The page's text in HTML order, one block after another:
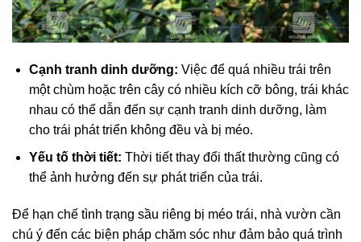
Cạnh tranh dinh dưỡng: Việc để quá nhiều trái trên
một chùm hoặc trên cây có nhiều kích cỡ bông, trái khác
nhau có thể dẫn đến sự cạnh tranh dinh dưỡng, làm
cho trái phát triển không đều và bị méo.
Yếu tố thời tiết: Thời tiết thay đổi thất thường cũng có
thể ảnh hưởng đến sự phát triển của trái.
Để hạn chế tình trạng sầu riêng bị méo trái, nhà vườn cần
chú ý đến các biện pháp chăm sóc như đảm bảo quá trình